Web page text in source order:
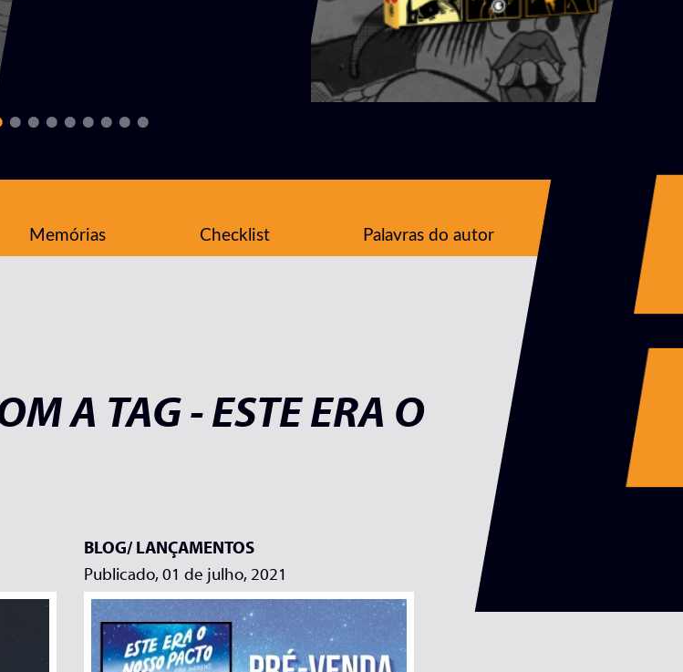
Memórias Checklist Palavras do autor
A TAG - ESTE ERA O
BLOG/LANÇAMENTOS
Publicado, 01 de julho, 2021